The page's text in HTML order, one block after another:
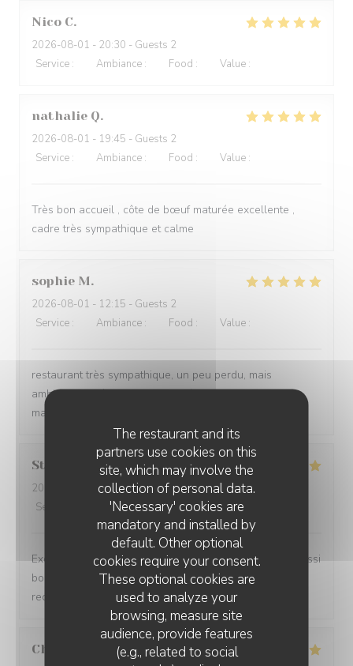
The restaurant and its
partners use cookies on this
site, which may involve the
collection of personal data.
'Necessary' cookies are
mandatory and installed by
default. Other optional
cookies require your consent.
These optional cookies are
used to analyze your
browsing, measure site
audience, provide features
(e.g., related to social
Nico C
2026-08-01 - 20:30 - Guests 2
Service : Ambiance : Food : Value :
nathalie Q
2026-08-01 - 19:45 - Guests 2
Service : Ambiance : Food : Value :
Très bon accueil , côte de bœuf maturée excellente ,
cadre très sympathique et calme
sophie M
2026-08-01 - 12:15 - Guests 2
Service : Ambiance : Food : Value :
restaurant très sympathique, un peu perdu, mais
ambiance agréable et accueil très sympathique, on y
mange bien!
Stéphane R
2026-07-16
- 20:30 - Guests 2
Service
Ambiance:5/5 Food: 5/5 Value
Excellent restaurant ! Deuxième passage et toujours aussi
bon. Service de qualité et très attentionné. Je
recommande vivement.
Christine